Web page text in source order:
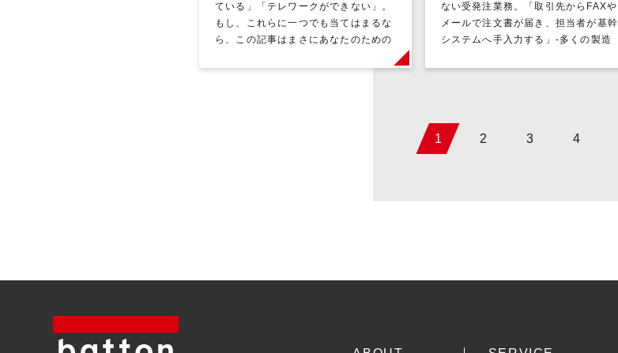
ている」「テレワークができない」。
もし、これらに一つでも当てはまるな
ら、この記事はまさにあなたのための
が抱える典 […]
ない受発注業務。「取引先からFAXや
メールで注文書が届き、担当者が基幹
システムへ手入力する」-多くの製造
も当た […]
1 2 3 4